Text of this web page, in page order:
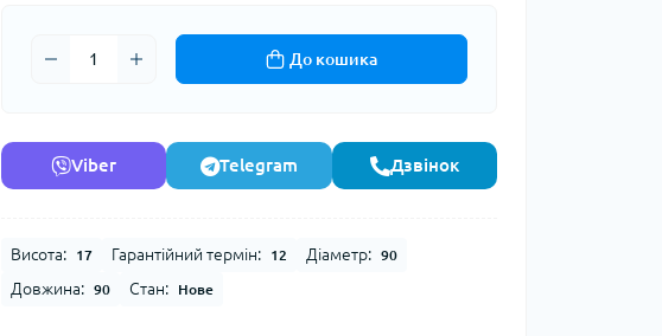
До кошика
Viber Telegram Дзвінок
Висота: 17 Гарантійний термін: 12 Діаметр: 90
Довжина: 90 Стан: Нове